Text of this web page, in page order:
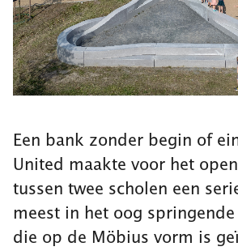
Een bank zonder begin of
United maakte voor het
tussen twee scholen een
meest in het oog
die op de Möbius vorm is